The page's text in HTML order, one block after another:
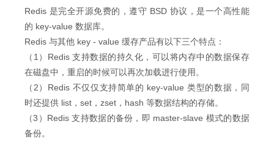
Redis 是完全开源免费的，遵守 BSD 协议，是一个高性能
的 key-value 数据库。
Redis 与其他 key - value 缓存产品有以下三个特点：
（1）Redis 支持数据的持久化，可以将内存中的数据保存
在磁盘中，重启的时候可以再次加载进行使用。
（2）Redis 不仅仅支持简单的 key-value 类型的数据，同
时还提供 list，set，zset，hash 等数据结构的存储。
（3）Redis 支持数据的备份，即 master-slave 模式的数据
备份。